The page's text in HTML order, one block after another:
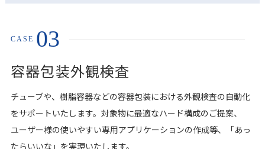
CASE 03
容器包装外観検査
チューブや、樹脂容器などの容器包装における外観検査の自動化
をサポートいたします。対象物に最適なハード構成のご提案、
ユーザー様の使いやすい専用アプリケーションの作成等、「あっ
たらいいな」を実現いたします。